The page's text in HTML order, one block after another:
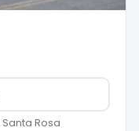
Santa Rosa